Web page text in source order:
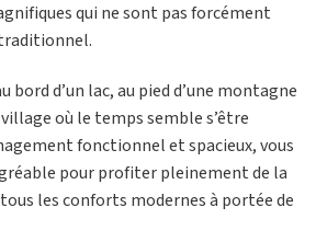
qui ne sont pas forcément
bord d’un lac, au pied d’une montagne
où le temps semble s’être
fonctionnel et spacieux, vous
pour profiter pleinement de la
les conforts modernes à portée de